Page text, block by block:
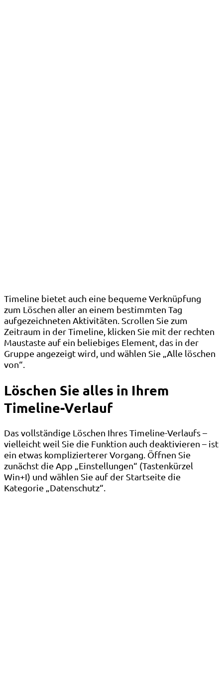
Timeline bietet auch eine bequeme Verknüpfung
zum Löschen aller an einem bestimmten Tag
aufgezeichneten Aktivitäten. Scrollen Sie zum
Zeitraum in der Timeline, klicken Sie mit der rechten
Maustaste auf ein beliebiges Element, das in der
Gruppe angezeigt wird, und wählen Sie „Alle löschen
von“.
Löschen Sie alles in Ihrem
Timeline-Verlauf
Das vollständige Löschen Ihres Timeline-Verlaufs –
vielleicht weil Sie die Funktion auch deaktivieren – ist
ein etwas komplizierterer Vorgang. Öffnen Sie
zunächst die App „Einstellungen“ (Tastenkürzel
Win+I) und wählen Sie auf der Startseite die
Kategorie „Datenschutz“.